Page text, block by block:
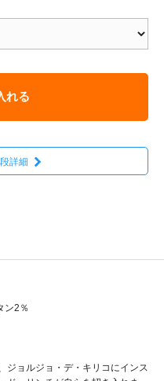
れる
詳細
2％
ジョルジョ・デ・キリコにインス